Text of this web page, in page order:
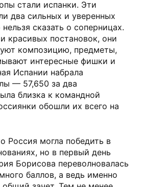
стали испанки. Эти
два сильных и уверенных
сказать о соперницах.
красивых постановок, они
композицию, предметы,
интересные фишки и
Испании набрала
— 57,650 за два
близка к командной
обошли их всего на
Россия могла победить в
но в первый день
Борисова переволновалась
баллов, а ведь именно